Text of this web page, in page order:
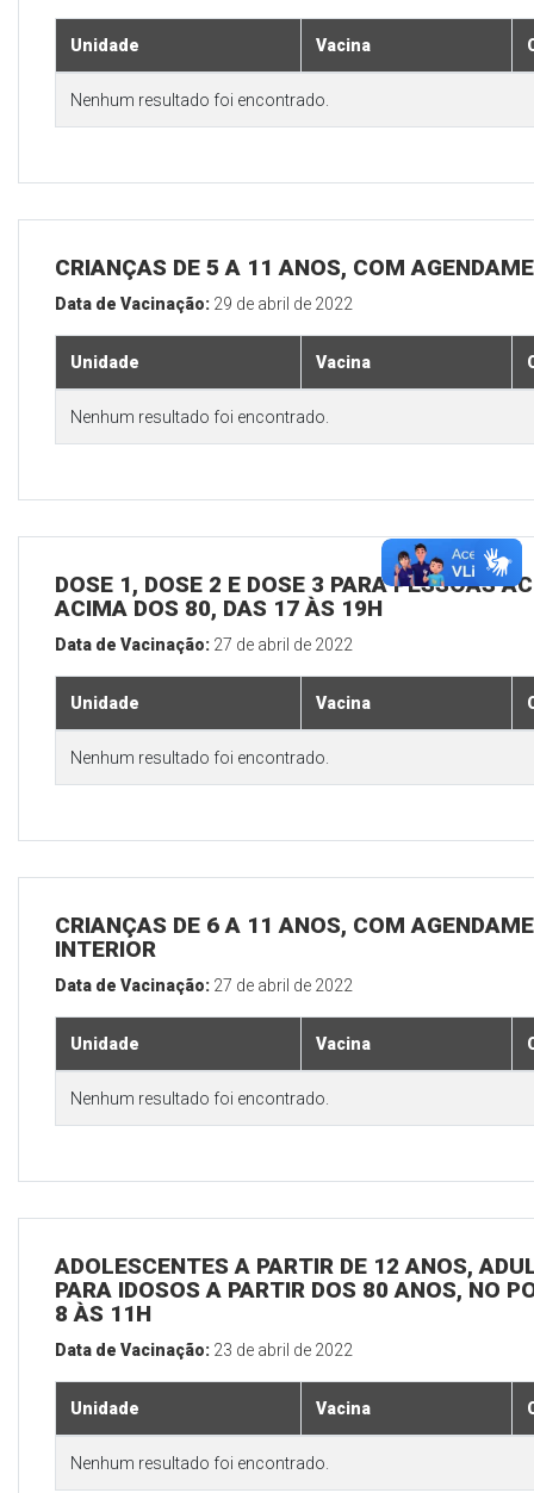
Unidade Vacina
Nenhum resultado foi encontrado.
CRIANÇAS DE 5 A 11 ANOS, COM
Data de Vacinação: 29 de abril de 2022
Unidade Vacina
Nenhum resultado foi encontrado.
DOSE 1, DOSE 2 E DOSE 3 PARA PESSOAS
ACIMA DOS 80, DAS 17 ÀS 19H
Data de Vacinação: 27 de abril de 2022
Unidade Vacina
Nenhum resultado foi encontrado.
CRIANÇAS DE 6 A 11 ANOS, COM
INTERIOR
Data de Vacinação: 27 de abril de 2022
Unidade Vacina
Nenhum resultado foi encontrado.
ADOLESCENTES A PARTIR DE 12 ANOS,
PARA IDOSOS A PARTIR DOS 80 ANOS, NO
8 ÀS 11H
Data de Vacinação: 23 de abril de 2022
Unidade Vacina
Nenhum resultado foi encontrado.